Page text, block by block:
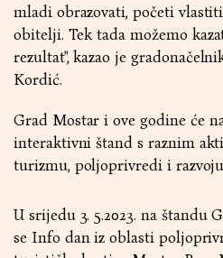
mladi obrazovati, početi
obitelji. Tek tada možemo
rezultat", kazao je
Kordić.
Grad Mostar i ove godine će
interaktivni štand s raznim
turizmu, poljoprivredi i
U srijedu 3. 5.2023. na štandu
se Info dan iz oblasti